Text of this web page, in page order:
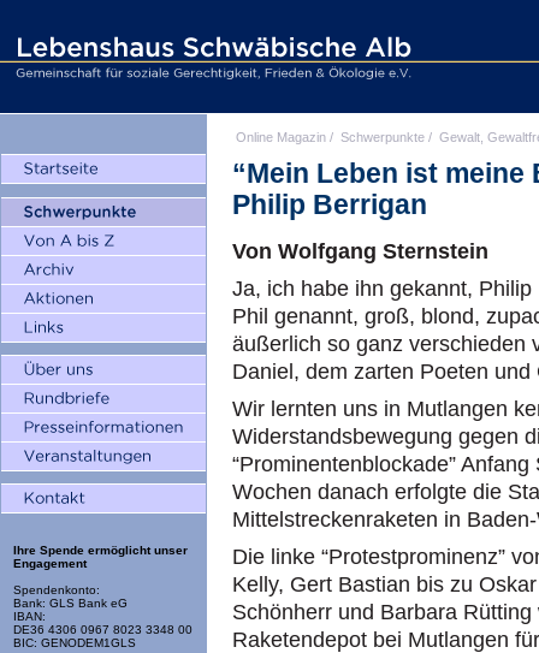
Ihre Spende ermöglicht unser
Engagement
Spendenkonto:
Bank: GLS Bank eG
IBAN:
DE36 4306 0967 8023 3348 00
BIC: GENODEM1GLS
Online Magazin / Schwerpunkte / Gewalt,
“Mein Leben ist
Philip Berrigan
Von Wolfgang Sternstein
Ja, ich habe ihn gekannt,
Phil genannt, groß, blond,
äußerlich so ganz verschieden
Daniel, dem zarten Poeten und
Wir lernten uns in Mutlangen
Widerstandsbewegung gegen
“Prominentenblockade”
Wochen danach erfolgte die
Mittelstreckenraketen in
Die linke “Protestprominenz”
Kelly, Gert Bastian bis zu
Schönherr und Barbara
Raketendepot bei Mutlangen